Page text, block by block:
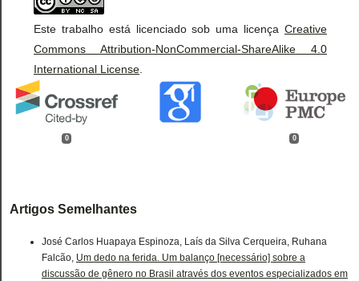
Este trabalho está licenciado sob uma licença Creative
Commons Attribution-NonCommercial-ShareAlike 4.0
International License
0 0
Artigos Semelhantes
José Carlos Huapaya Espinoza, Laís da Silva Cerqueira, Ruhana
Falcão, Um dedo na ferida. Um balanço [necessário] sobre a
discussão de gênero no Brasil através dos eventos especializados em